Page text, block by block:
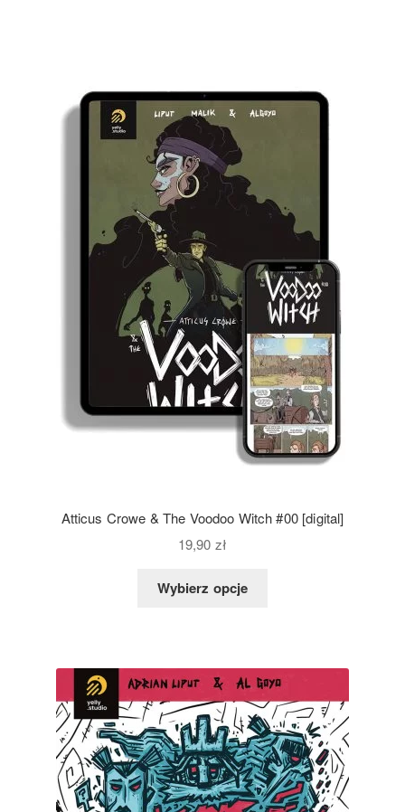
Atticus Crowe & The Voodoo Witch #00 [digital]
19,90 zł
Wybierz opcje